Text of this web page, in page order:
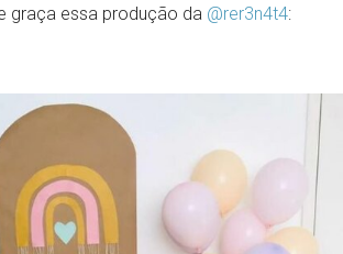
graça essa produção da @rer3n4t4: